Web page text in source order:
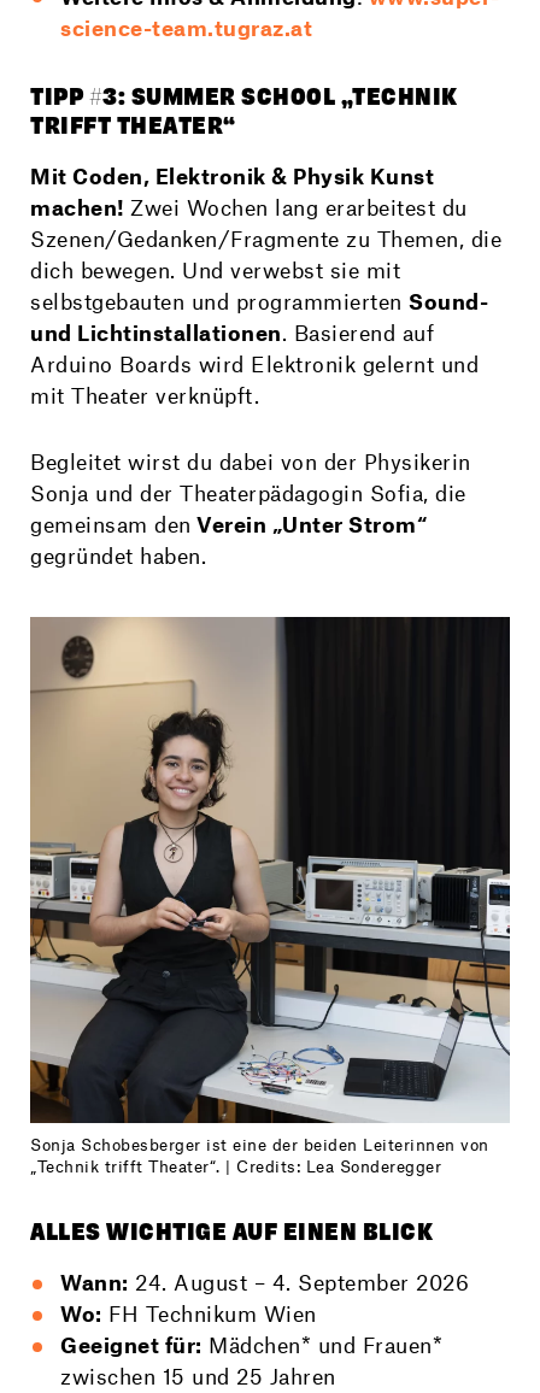
science-team.tugraz.at
TIPP #3: SUMMER SCHOOL „TECHNIK
TRIFFT THEATER“
Mit Coden, Elektronik & Physik Kunst
machen! Zwei Wochen lang erarbeitest du
Szenen/Gedanken/Fragmente zu Themen, die
dich bewegen. Und verwebst sie mit
selbstgebauten und programmiertenSound-
und Lichtinstallationen. Basierend auf
Arduino Boards wird Elektronik gelernt und
mit Theater verknüpft.
Begleitet wirst du dabei von der Physikerin
Sonja und der Theaterpädagogin Sofia, die
gemeinsam den Verein „Unter Strom“
gegründet haben.
Sonja Schobesberger ist eine der beiden Leiterinnen von
„Technik trifft Theater“. | Credits: Lea Sonderegger
ALLES WICHTIGE AUF EINEN BLICK
Wann: 24. August – 4. September 2026
Wo: FH Technikum Wien
Geeignet für: Mädchen* und Frauen*
zwischen 15 und 25 Jahren